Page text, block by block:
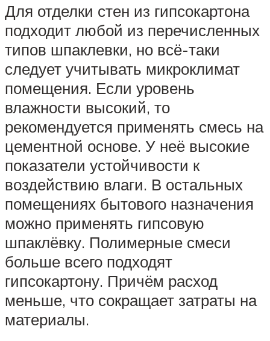
Для отделки стен из гипсокартона
подходит любой из перечисленных
типов шпаклевки, но всё-таки
следует учитывать микроклимат
помещения. Если уровень
влажности высокий, то
рекомендуется применять смесь на
цементной основе. У неё высокие
показатели устойчивости к
воздействию влаги. В остальных
помещениях бытового назначения
можно применять гипсовую
шпаклёвку. Полимерные смеси
больше всего подходят
гипсокартону. Причём расход
меньше, что сокращает затраты на
материалы.